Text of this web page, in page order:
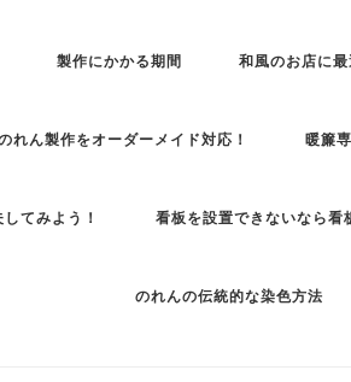
製作にかかる期間 和風のお店に
れん製作をオーダーメイド対応！ 暖簾
てみよう！ 看板を設置できないなら看
のれんの伝統的な染色方法